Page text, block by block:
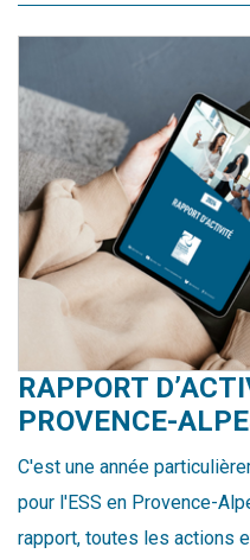
RAPPORT
PROVENCE-
C'est une année
pour l'ESS en Provence-
rapport, toutes les actions